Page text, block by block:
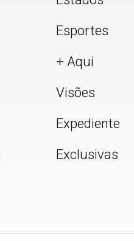
Esportes
+ Aqui
Visões
Expediente
Exclusivas